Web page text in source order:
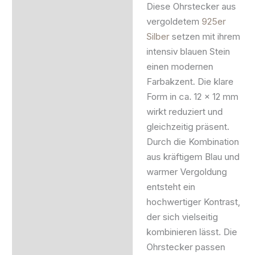
Diese Ohrstecker aus
vergoldetem 925er
Silbersetzen mit ihrem
intensiv blauen Stein
einen modernen
Farbakzent. Die klare
Form in ca. 12 x 12 mm
wirkt reduziert und
gleichzeitig präsent.
Durch die Kombination
aus kräftigem Blau und
warmer Vergoldung
entsteht ein
hochwertiger Kontrast,
der sich vielseitig
kombinieren lässt. Die
Ohrstecker passen